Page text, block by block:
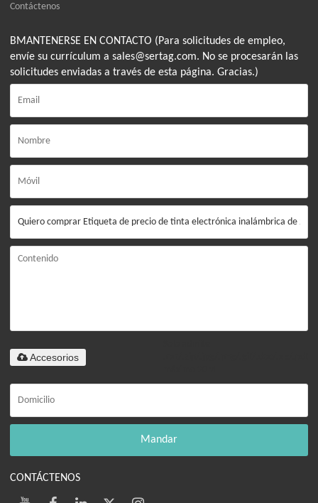
Contáctenos
BMANTENERSE EN CONTACTO (Para solicitudes de empleo,
envíe su currículum a sales@sertag.com. No se procesarán las
solicitudes enviadas a través de esta página. Gracias.)
Accesorios
Mandar
CONTÁCTENOS